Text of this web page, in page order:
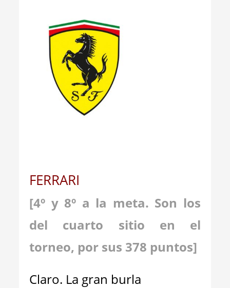
FERRARI
[4º y 8º a la meta. Son los
del cuarto sitio en el
torneo, por sus 378 puntos]
Claro. La gran burla